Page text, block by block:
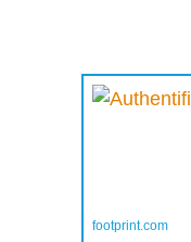
footprint.com